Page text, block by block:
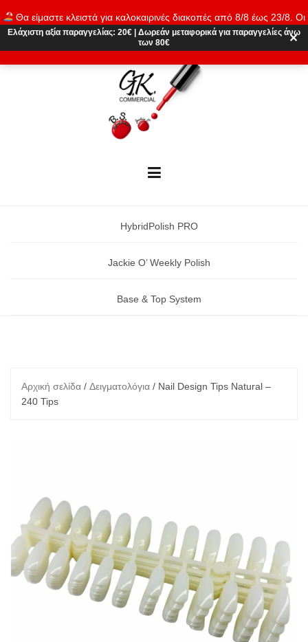
Θα είμαστε κλειστά για καλοκαιρινές διακοπές από 8/8 έως 23/8. Οι
παραγγελίες θα εκτελούνται ξανά από 24/8. Καλό καλοκαίρι!
Απόρριψη
to
content
Ελάχιστη αξία παραγγελίας: 20€ Δωρεάν μεταφορικά για παραγγελίες άνω
των 80€
✕
HybridPolish PRO
Jackie O’ Weekly Polish
Base & Top System
Αρχική σελίδα / Δειγματολόγια / Nail Design Tips Natural –
240 Tips